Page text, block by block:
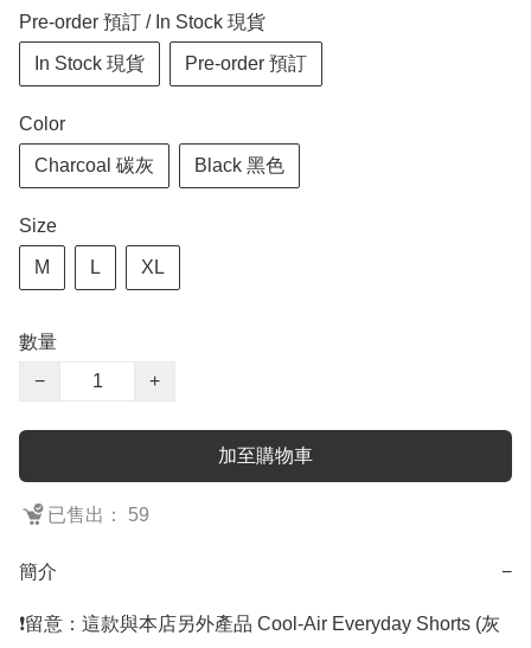
Pre-order 預訂 / In Stock 現貨
In Stock 現貨 Pre-order 預訂
Color
Charcoal 碳灰 Black 黑色
Size
M L XL
數量
−
+
加至購物車
已售出： 59
簡介 −
❗留意：這款與本店另外產品 Cool-Air Everyday Shorts (灰